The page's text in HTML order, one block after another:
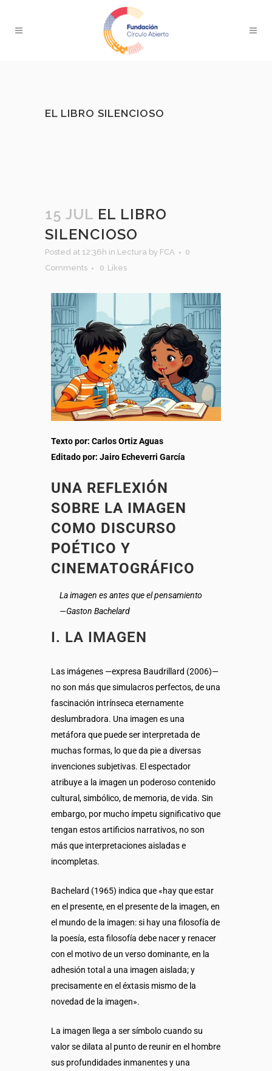
EL LIBRO SILENCIOSO
15 JUL EL LIBRO
SILENCIOSO
Posted at 12:36h in Lectura by FCA
0
Comments
0 Likes
Texto por: Carlos Ortiz Aguas
Editado por: Jairo Echeverri García
UNA REFLEXIÓN
SOBRE LA IMAGEN
COMO DISCURSO
POÉTICO Y
CINEMATOGRÁFICO
La imagen es antes que el pensamiento
—Gaston Bachelard
I. LA IMAGEN
Las imágenes —expresa Baudrillard (2006)—
no son más que simulacros perfectos, de una
fascinación intrínseca eternamente
deslumbradora. Una imagen es una
metáfora que puede ser interpretada de
muchas formas, lo que da pie a diversas
invenciones subjetivas. El espectador
atribuye a la imagen un poderoso contenido
cultural, simbólico, de memoria, de vida. Sin
embargo, por mucho ímpetu significativo que
tengan estos artificios narrativos, no son
más que interpretaciones aisladas e
incompletas.
Bachelard (1965) indica que «hay que estar
en el presente, en el presente de la imagen, en
el mundo de la imagen: si hay una filosofía de
la poesía, esta filosofía debe nacer y renacer
con el motivo de un verso dominante, en la
adhesión total a una imagen aislada; y
precisamente en el éxtasis mismo de la
novedad de la imagen».
La imagen llega a ser símbolo cuando su
valor se dilata al punto de reunir en el hombre
sus profundidades inmanentes y una